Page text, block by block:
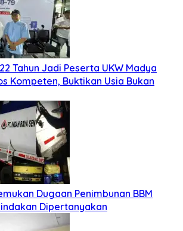
Tahun Jadi Peserta UKW Madya
Kompeten, Buktikan Usia Bukan
Dugaan Penimbunan BBM
Dipertanyakan